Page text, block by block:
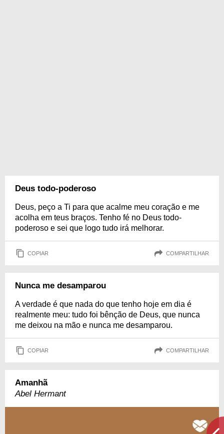
Deus todo-poderoso
Deus, peço a Ti para que acalme meu coração e me
acolha em teus braços. Tenho fé no Deus todo-
poderoso e sei que logo tudo irá melhorar.
COPIAR COMPARTILHAR
Nunca me desamparou
A verdade é que nada do que tenho hoje em dia é
realmente meu: tudo foi bênção de Deus, que nunca
me deixou na mão e nunca me desamparou.
COPIAR COMPARTILHAR
Amanhã
Abel Hermant